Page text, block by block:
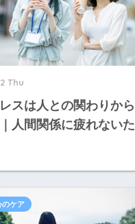
Thu
スは人との関わりから
人間関係に疲れないた
のケア